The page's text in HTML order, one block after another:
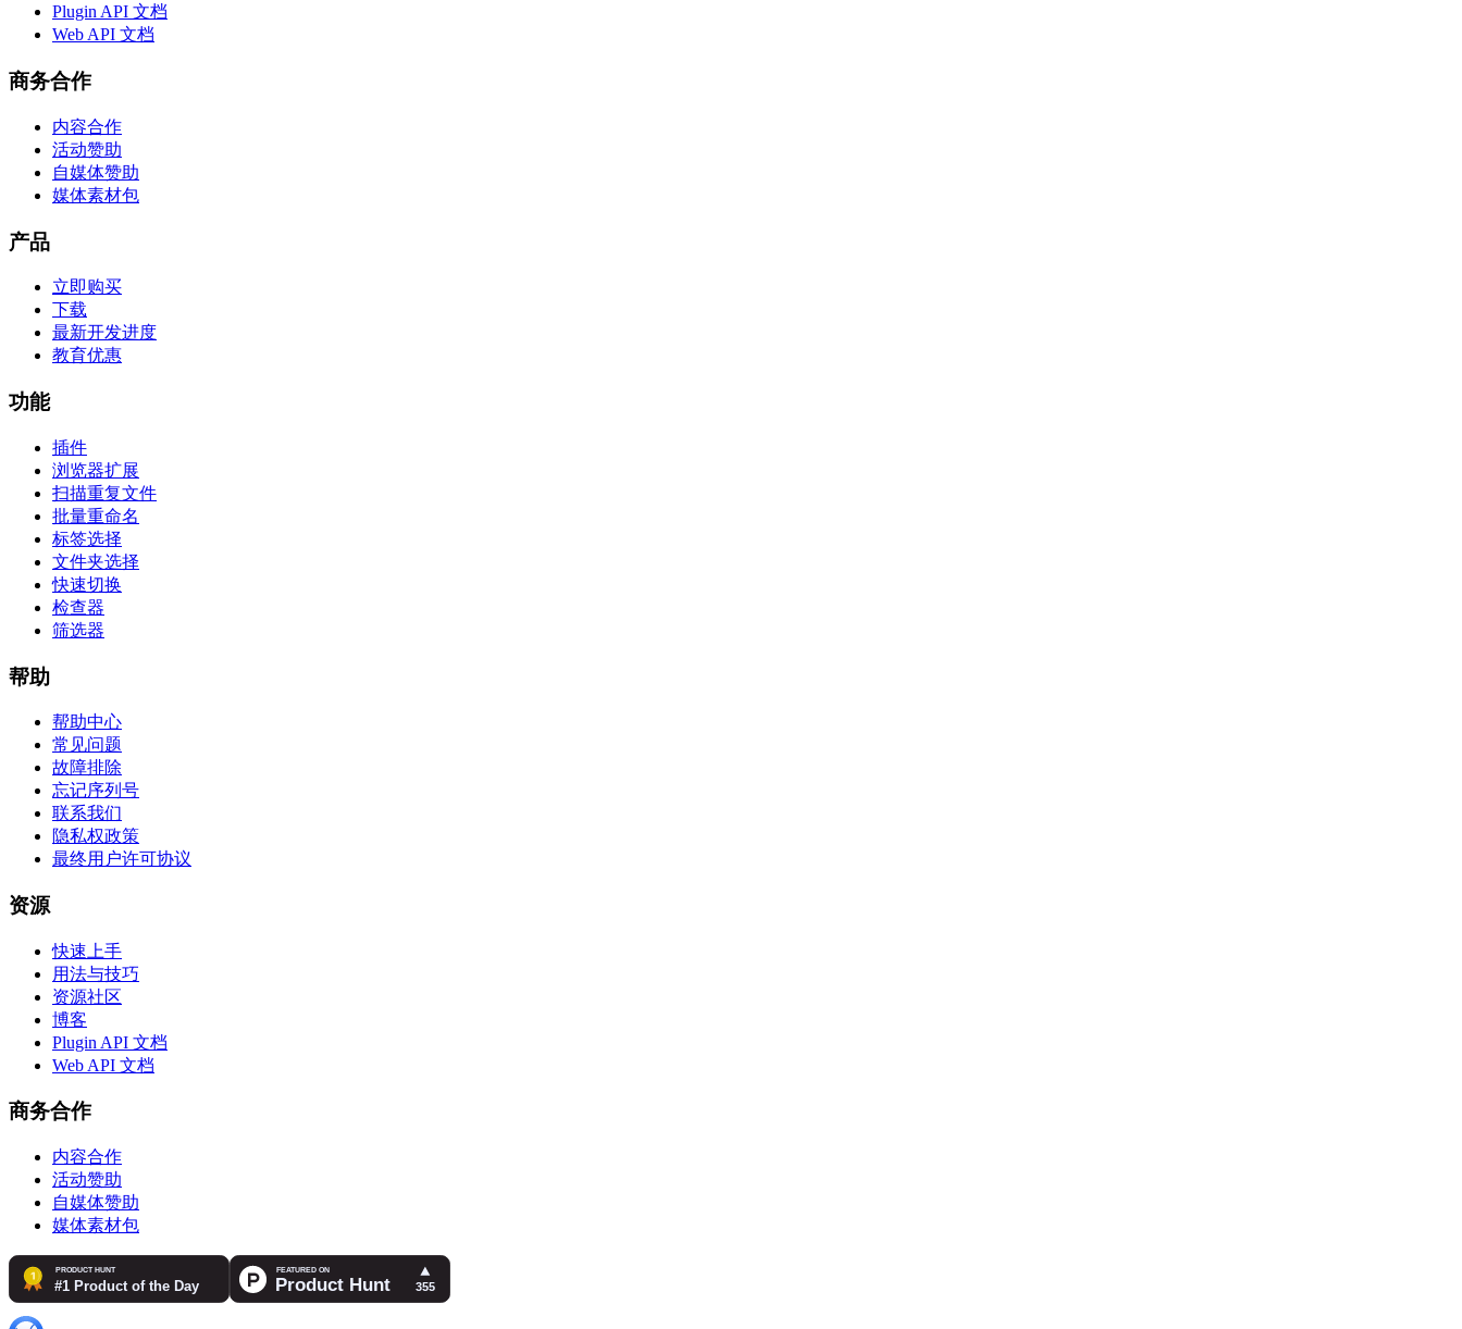
Plugin API 文档
Web API 文档
商务合作
内容合作
活动赞助
自媒体赞助
媒体素材包
产品
立即购买
下载
最新开发进度
教育优惠
功能
插件
浏览器扩展
扫描重复文件
批量重命名
标签选择
文件夹选择
快速切换
检查器
筛选器
帮助
帮助中心
常见问题
故障排除
忘记序列号
联系我们
隐私权政策
最终用户许可协议
资源
快速上手
用法与技巧
资源社区
博客
Plugin API 文档
Web API 文档
商务合作
内容合作
活动赞助
自媒体赞助
媒体素材包